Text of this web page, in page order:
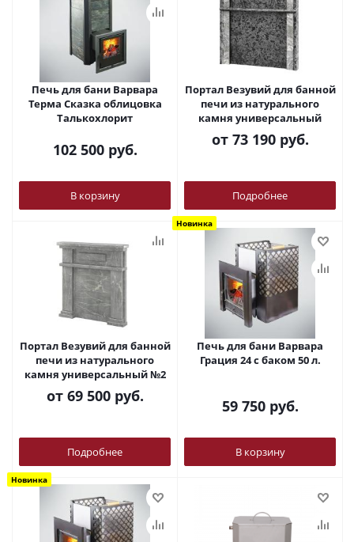
Печь для бани Варвара
Терма Сказка облицовка
Талькохлорит
102 500руб.
В корзину
Портал Везувий для банной
печи из натурального
камня универсальный
от 73 190 руб.
Подробнее
Портал Везувий для банной
печи из натурального
камня универсальный №2
от 69 500 руб.
Подробнее
Новинка
Печь для бани Варвара
Грация 24 с баком 50 л.
59 750руб.
В корзину
Новинка